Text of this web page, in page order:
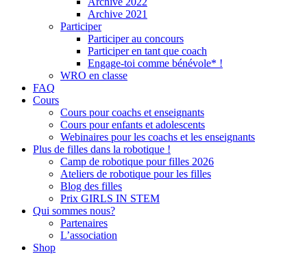
Archive 2021
Participer
Participer au concours
Participer en tant que coach
Engage-toi comme bénévole* !
WRO en classe
FAQ
Cours
Cours pour coachs et enseignants
Cours pour enfants et adolescents
Webinaires pour les coachs et les enseignants
Plus de filles dans la robotique !
Camp de robotique pour filles 2026
Ateliers de robotique pour les filles
Blog des filles
Prix GIRLS IN STEM
Qui sommes nous?
Partenaires
L’association
Shop